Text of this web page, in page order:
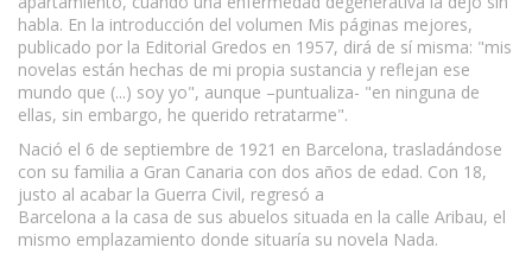
habla. En la introducción del volumen Mis páginas mejores,
publicado por la Editorial Gredos en 1957, dirá de sí misma: "mis
novelas están hechas de mi propia sustancia y reflejan ese
mundo que (...) soy yo", aunque –puntualiza- "en ninguna de
ellas, sin embargo, he querido retratarme".
Nació el 6 de septiembre de 1921 en Barcelona, trasladándose
con su familia a Gran Canaria con dos años de edad. Con 18,
justo al acabar la Guerra Civil, regresó a
Barcelona a la casa de sus abuelos situada en la calle Aribau, el
mismo emplazamiento donde situaría su novela Nada.